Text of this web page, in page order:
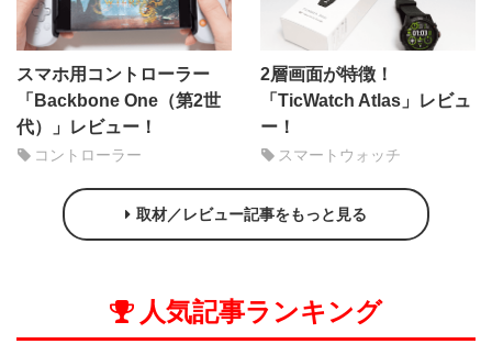
スマホ用コントローラー
「Backbone One（第2世
代）」レビュー！
コントローラー
2層画面が特徴！
「TicWatch Atlas」レビュ
ー！
スマートウォッチ
取材／レビュー記事をもっと見る
人気記事ランキング